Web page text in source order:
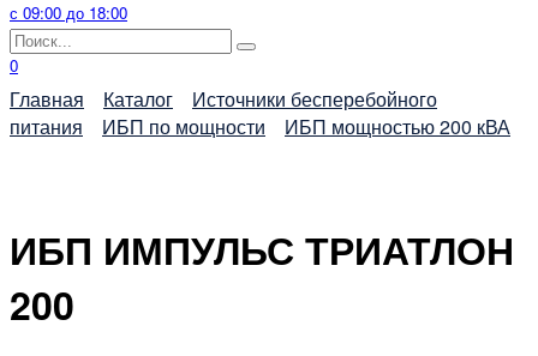
с 09:00 до 18:00
Search
for:
0
Главная Каталог
Источники бесперебойного
питания
ИБП по мощности ИБП мощностью 200 кВА
ИБП ИМПУЛЬС ТРИАТЛОН
200